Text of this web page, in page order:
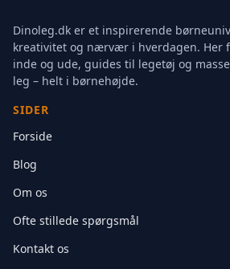
Dinoleg.dk er et inspirerende
kreativitet og nærvær i hverdagen. Her
leg – helt i børnehøjde.
SIDER
Forside
Blog
Om os
Ofte stillede spørgsmål